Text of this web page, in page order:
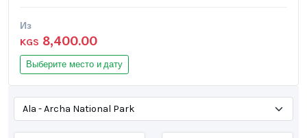
Из
KGS 8,400.00
Выберите место и дату